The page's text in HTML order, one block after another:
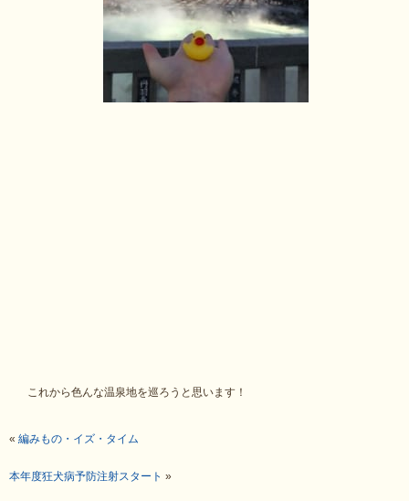
これから色んな温泉地を巡ろうと思います！
« 編みもの・イズ・タイム
本年度狂犬病予防注射スタート »